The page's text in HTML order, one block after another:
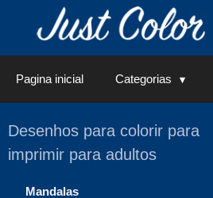
Pagina inicial Categorias
Desenhos para colorir para
imprimir para adultos
Mandalas